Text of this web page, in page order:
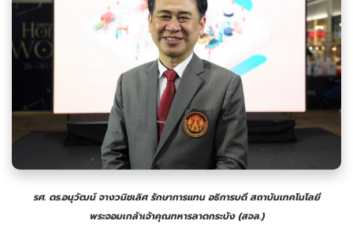
รศ. ดร.อนุวัฒน์ จางวนิชเลิศ รักษาการแทน อธิการบดี สถาบันเทคโนโลยี
พระจอมเกล้าเจ้าคุณทหารลาดกระบัง (สจล.)